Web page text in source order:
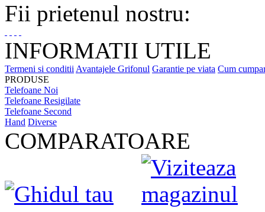
Fii prietenul nostru:
INFORMATII UTILE
Termeni si conditii Avantajele Grifonul Garantie pe viata Cum
PRODUSE
Telefoane Noi
Telefoane Resigilate
Telefoane Second
Hand Diverse
COMPARATOARE